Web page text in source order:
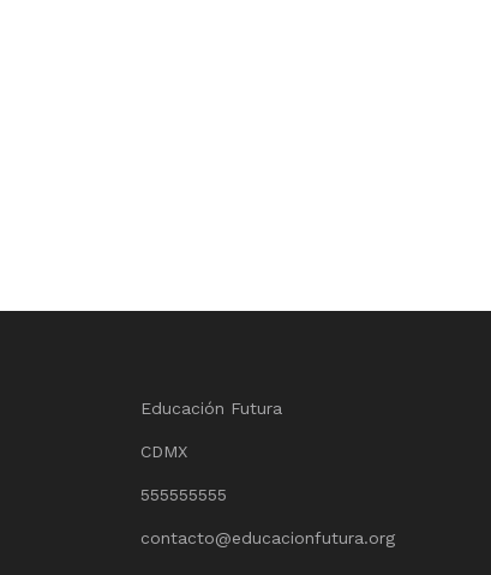
Educación Futura
CDMX
555555555
contacto@educacionfutura.org